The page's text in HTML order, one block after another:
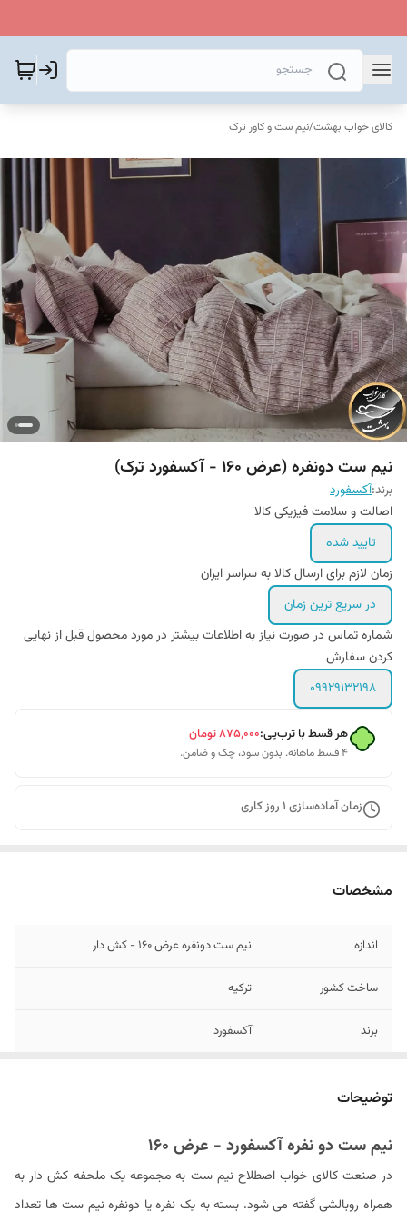
کالای خواب بهشت/نیم ست و کاور ترک
نیم ست دونفره (عرض ۱۶۰ - آکسفورد ترک)
برند:آکسفورد
اصالت و سلامت فیزیکی کالا
تایید شده
زمان لازم برای ارسال کالا به سراسر ایران
در سریع ترین زمان
شماره تماس در صورت نیاز به اطلاعات بیشتر در مورد محصول قبل از نهایی
کردن سفارش
09929132198
هر قسط با ترب‌پی:۸۷۵٬۰۰۰تومان
۴ قسط ماهانه. بدون سود، چک و ضامن.
زمان آماده‌سازی 1 روز کاری
مشخصات
اندازه نیم ست دونفره عرض ۱۶۰ - کش دار
ساخت کشور ترکیه
برند آکسفورد
تعداد تکه ۳ - (ملحفه کش دار و دو عدد روبالشی)
تعداد روبالشی ۲ عدد
توضیحات
نیم ست دو نفره آکسفورد - عرض ۱۶۰
در صنعت کالای خواب اصطلاح نیم ست به مجموعه یک ملحفه کش دار به
همراه روبالشی گفته می شود. بسته به یک نفره یا دونفره نیم ست ها تعداد